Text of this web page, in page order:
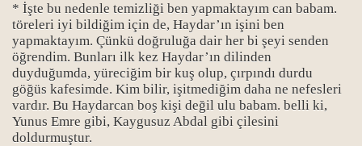
* İşte bu nedenle temizliği ben yapmaktayım can babam.
töreleri iyi bildiğim için de, Haydar’ın işini ben
yapmaktayım. Çünkü doğruluğa dair her bi şeyi senden
öğrendim. Bunları ilk kez Haydar’ın dilinden
duyduğumda, yüreciğim bir kuş olup, çırpındı durdu
göğüs kafesimde. Kim bilir, işitmediğim daha ne nefesleri
vardır. Bu Haydarcan boş kişi değil ulu babam. belli ki,
Yunus Emre gibi, Kaygusuz Abdal gibi çilesini
doldurmuştur.